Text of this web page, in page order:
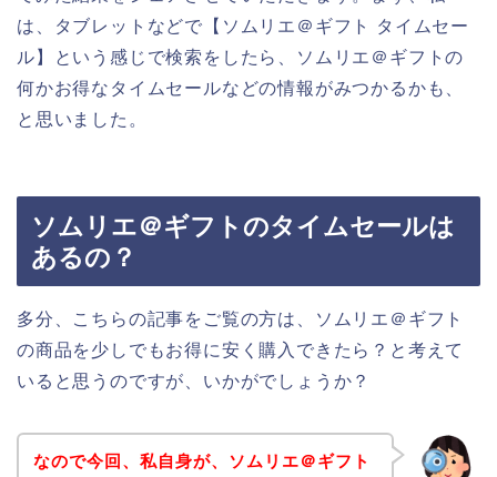
は、タブレットなどで【ソムリエ＠ギフト タイムセー
ル】という感じで検索をしたら、ソムリエ＠ギフトの
何かお得なタイムセールなどの情報がみつかるかも、
と思いました。
ソムリエ＠ギフトのタイムセールは
あるの？
多分、こちらの記事をご覧の方は、ソムリエ＠ギフト
の商品を少しでもお得に安く購入できたら？と考えて
いると思うのですが、いかがでしょうか？
なので今回、私自身が、ソムリエ＠ギフト